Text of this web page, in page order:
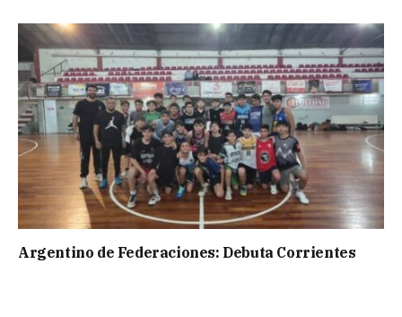
Argentino de Federaciones: Debuta Corrientes